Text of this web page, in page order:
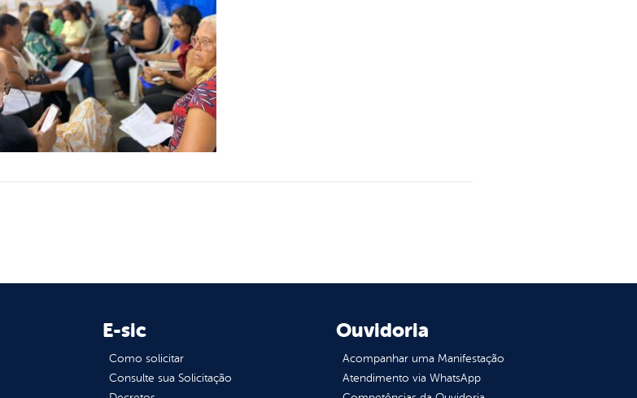
E-sic
Como solicitar
Consulte sua Solicitação
Ouvidoria
Acompanhar uma Manifestação
Atendimento via WhatsApp